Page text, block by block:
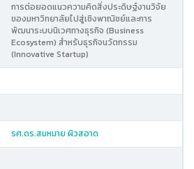
การต่อยอดแนวความคิดสิ่งประดิษฐ์งานวิจัย
ของมหาวิทยาลัยไปสู่เชิงพาณิชย์และการ
พัฒนาระบบนิเวศทางธุรกิจ (Business
Ecosystem) สำหรับธุรกิจนวัตกรรม
(Innovative Startup)
รศ.ดร.สมหมาย ผิวสอาด